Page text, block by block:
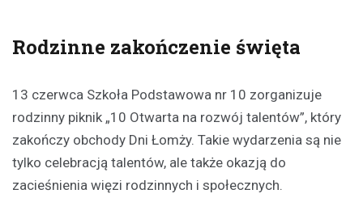
Rodzinne zakończenie święta
13 czerwca Szkoła Podstawowa nr 10 zorganizuje
rodzinny piknik „10 Otwarta na rozwój talentów”, który
zakończy obchody Dni Łomży. Takie wydarzenia są nie
tylko celebracją talentów, ale także okazją do
zacieśnienia więzi rodzinnych i społecznych.